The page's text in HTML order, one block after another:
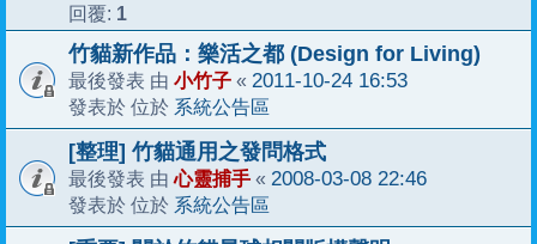
回覆: 1
竹貓新作品：樂活之都 (Design for Living)
最後發表 由 小竹子 « 2011-10-24 16:53
發表於 位於 系統公告區
[整理] 竹貓通用之發問格式
最後發表 由心靈捕手 « 2008-03-08 22:46
發表於 位於 系統公告區